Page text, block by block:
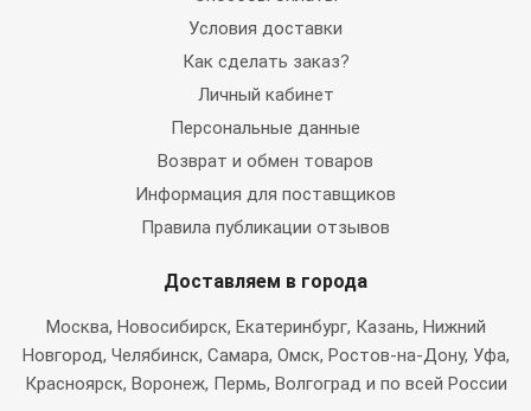
Условия доставки
Как сделать заказ?
Личный кабинет
Персональные данные
Возврат и обмен товаров
Информация для поставщиков
Правила публикации отзывов
Доставляем в города
Москва, Новосибирск, Екатеринбург, Казань, Нижний
Новгород, Челябинск, Самара, Омск, Ростов-на-Дону, Уфа,
Красноярск, Воронеж, Пермь, Волгоград и по всей России